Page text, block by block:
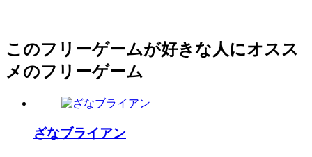
このフリーゲームが好きな人にオスス
メのフリーゲーム
ざなブライアン